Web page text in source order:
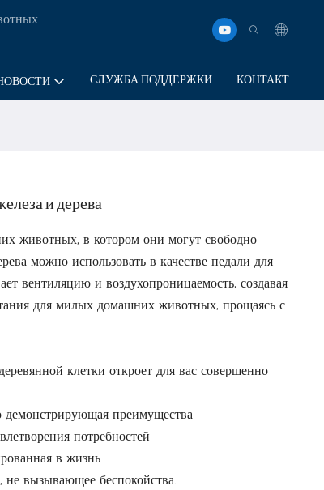
СЛУЖБА ПОДДЕРЖКИ КОНТАКТ
и дерева
животных, в котором они могут свободно
можно использовать в качестве педали для
вентиляцию и воздухопроницаемость, создавая
для милых домашних животных, прощаясь с
клетки откроет для вас совершенно
преимущества
потребностей
в жизнь
не вызывающее беспокойства.